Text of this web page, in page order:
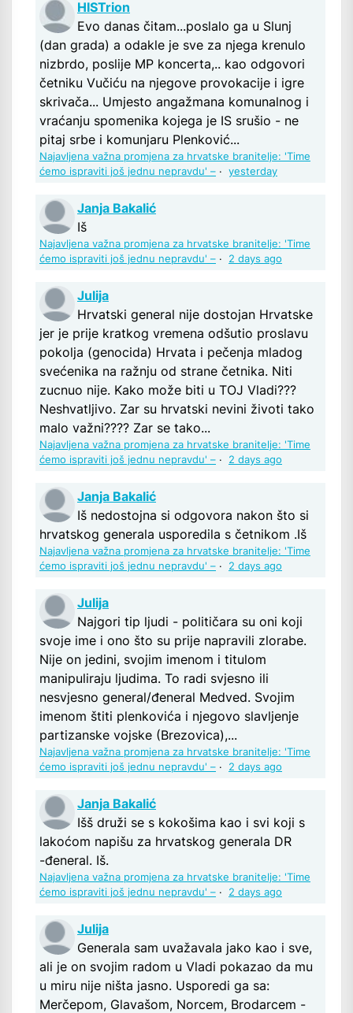
HISTrion
Evo danas čitam...poslalo ga u Slunj
(dan grada) a odakle je sve za njega krenulo
nizbrdo, poslije MP koncerta,.. kao odgovori
četniku Vučiću na njegove provokacije i igre
skrivača... Umjesto angažmana komunalnog i
vraćanju spomenika kojega je IS srušio - ne
pitaj srbe i komunjaru Plenković...
Najavljena važna promjena za hrvatske branitelje: 'Time
ćemo ispraviti još jednu nepravdu' – · yesterday
Janja Bakalić
Iš
Najavljena važna promjena za hrvatske branitelje: 'Time
ćemo ispraviti još jednu nepravdu' – · 2 days ago
Julija
Hrvatski general nije dostojan Hrvatske
jer je prije kratkog vremena odšutio proslavu
pokolja (genocida) Hrvata i pečenja mladog
svećenika na ražnju od strane četnika. Niti
zucnuo nije. Kako može biti u TOJ Vladi???
Neshvatljivo. Zar su hrvatski nevini životi tako
malo važni???? Zar se tako...
Najavljena važna promjena za hrvatske branitelje: 'Time
ćemo ispraviti još jednu nepravdu' – · 2 days ago
Janja Bakalić
Iš nedostojna si odgovora nakon što si
hrvatskog generala usporedila s četnikom .Iš
Najavljena važna promjena za hrvatske branitelje: 'Time
ćemo ispraviti još jednu nepravdu' – · 2 days ago
Julija
Najgori tip ljudi - političara su oni koji
svoje ime i ono što su prije napravili zlorabe.
Nije on jedini, svojim imenom i titulom
manipuliraju ljudima. To radi svjesno ili
nesvjesno general/đeneral Medved. Svojim
imenom štiti plenkovića i njegovo slavljenje
partizanske vojske (Brezovica),...
Najavljena važna promjena za hrvatske branitelje: 'Time
ćemo ispraviti još jednu nepravdu' – · 2 days ago
Janja Bakalić
Išš druži se s kokošima kao i svi koji s
lakoćom napišu za hrvatskog generala DR
-đeneral. Iš.
Najavljena važna promjena za hrvatske branitelje: 'Time
ćemo ispraviti još jednu nepravdu' – · 2 days ago
Julija
Generala sam uvažavala jako kao i sve,
ali je on svojim radom u Vladi pokazao da mu
u miru nije ništa jasno. Usporedi ga sa:
Merčepom, Glavašom, Norcem, Brodarcem -